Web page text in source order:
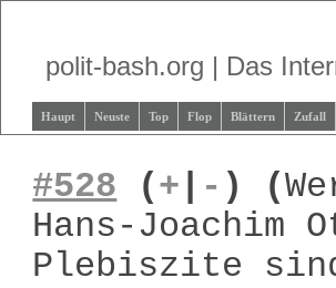
polit-bash.org | Das
Haupt Neuste Top Flop Blättern Zufall
#528 (+ - ) (
Hans-Joachim
Plebiszite sind